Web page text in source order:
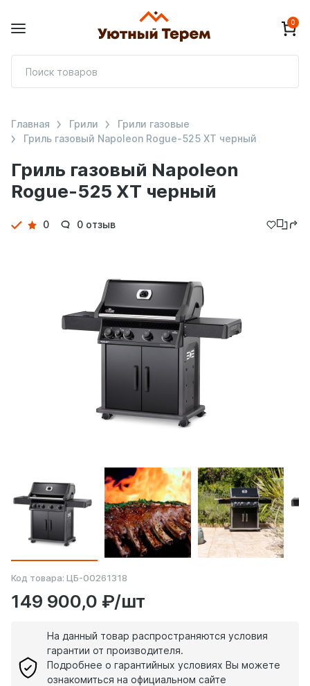
0
Гриль газовый Napoleon
Rogue-525 XT черный
Главная Грили
Грили газовые
Гриль газовый Napoleon Rogue-525 XT черный
Детали
0 0 отзыв
Код товара: ЦБ-00261318
149 900,0 ₽/шт
На данный товар распространяются условия
гарантии от производителя.
Подробнее о гарантийных условиях Вы можете
ознакомиться на официальном сайте